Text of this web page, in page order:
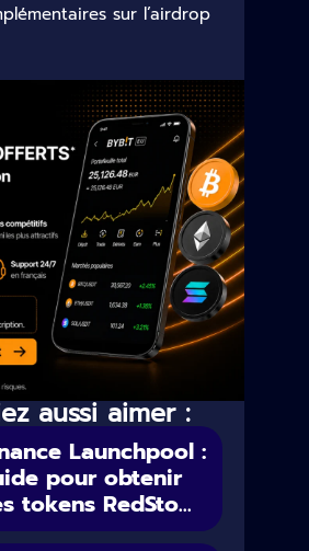
sur l’airdrop
aussi aimer :
Launchpool :
pour obtenir
tokens RedSto...